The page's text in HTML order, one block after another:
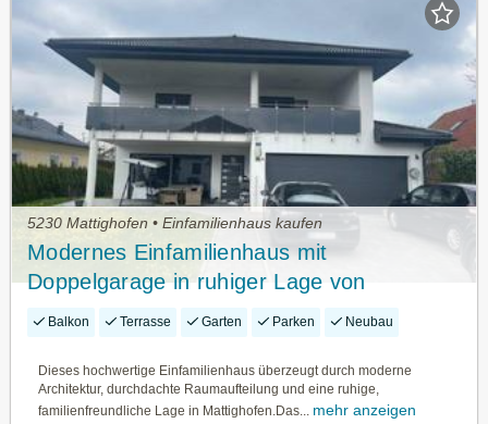
5230 Mattighofen • Einfamilienhaus kaufen
Modernes Einfamilienhaus mit
Doppelgarage in ruhiger Lage von
Mattighofen
Balkon Terrasse Garten Parken Neubau
Dieses hochwertige Einfamilienhaus überzeugt durch moderne
Architektur, durchdachte Raumaufteilung und eine ruhige,
familienfreundliche Lage in Mattighofen.Das... mehr anzeigen